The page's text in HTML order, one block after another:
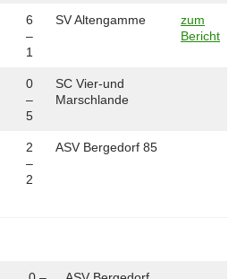
6
–
1
SV Altengamme
zum
Bericht
0
–
5
SC Vier-und
Marschlande
2
–
2
ASV Bergedorf 85